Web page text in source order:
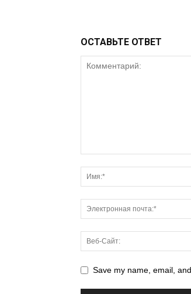
ОСТАВЬТЕ ОТВЕТ
Save my name, email,